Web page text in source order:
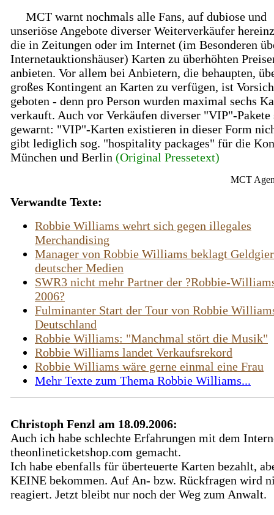
MCT warnt nochmals alle Fans, auf dubiose und
unseriöse Angebote diverser Weiterverkäufer
die in Zeitungen oder im Internet (im Besonderen
Internetauktionshäuser) Karten zu überhöhten
anbieten. Vor allem bei Anbietern, die behaupten,
großes Kontingent an Karten zu verfügen, ist
geboten - denn pro Person wurden maximal sechs
verkauft. Auch vor Verkäufen diverser "VIP"-Pakete
gewarnt: "VIP"-Karten existieren in dieser Form
gibt lediglich sog. "hospitality packages" für die
München und Berlin (Original Pressetext)
MCT
Verwandte Texte:
Robbie Williams wehrt sich gegen illegales
Merchandising
Manager von Robbie Williams beklagt Geldgier
deutscher Medien
SWR3 nicht mehr Partner der ?Robbie-
2006?
Fulminanter Start der Tour von Robbie
Deutschland
Robbie Williams: "Manchmal stört die Musik"
Robbie Williams landet Verkaufsrekord
Robbie Williams wäre gerne einmal eine Frau
Mehr Texte zum Thema Robbie Williams...
Christoph Fenzl am 18.09.2006:
Auch ich habe schlechte Erfahrungen mit dem
theonlineticketshop.com gemacht.
Ich habe ebenfalls für überteuerte Karten bezahlt,
KEINE bekommen. Auf An- bzw. Rückfragen wird
reagiert. Jetzt bleibt nur noch der Weg zum Anwalt.